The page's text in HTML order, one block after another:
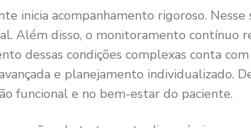
inicia acompanhamento rigoroso.
Além disso, o monitoramento contínuo
dessas condições complexas conta com
e planejamento individualizado.
funcional e no bem-estar do paciente.